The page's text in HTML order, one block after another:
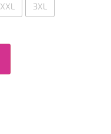
XXL 3XL